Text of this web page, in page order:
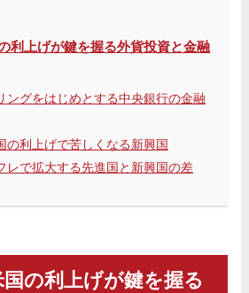
利上げが鍵を握る外貨投資と金融
ングをはじめとする中央銀行の金融
の利上げで苦しくなる新興国
レで拡大する先進国と新興国の差
の利上げが鍵を握る